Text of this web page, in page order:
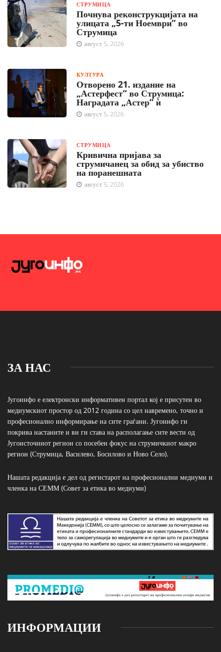
СТРУМИЦА
Почнува реконструкцијата на
улицата „5-ти Ноември“ во
Струмица
август 5, 2026
КУЛТУРА
Отворено 21. издание на
„Астерфест“ во Струмица:
Наградата „Астер“ ѝ
август 5, 2026
СТРУМИЦА
Кривична пријава за
струмичанец за обид за убиство
на поранешната
август 5, 2026
ЗА НАС
Југоинфо е електронски информативен портал кој е присутен во
медиумскиот простор од 2012 година со цел навремено, точно и
професионално информирање на сите граѓани. Југоинфо ги
покрива настаните и ви ги става на располагање сите вести од
Југоисточниот регион со посебен фокус на струмичкиот макро
регион (Струмица, Василево, Босилово и Ново Село).
Нашата редакција е дел од регистарот на професионални медиуми и
членка на СЕММ (Совет за етика во медиуми)
ИНФОРМАЦИИ